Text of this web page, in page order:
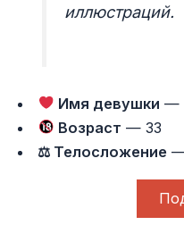
иллюстраций.
Имя девушки —
Возраст — 33
⚖ Телосложение